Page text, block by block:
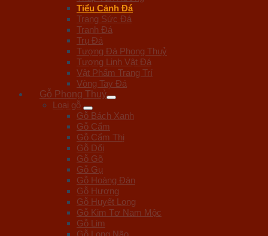
Tiểu Cảnh Đá
Trang Sức Đá
Tranh Đá
Trụ Đá
Tượng Đá Phong Thuỷ
Tượng Linh Vật Đá
Vật Phẩm Trang Trí
Vòng Tay Đá
Gỗ Phong Thuỷ
Loại gỗ
Gỗ Bách Xanh
Gỗ Cẩm
Gỗ Cẩm Thị
Gỗ Dổi
Gỗ Gõ
Gỗ Gụ
Gỗ Hoàng Đàn
Gỗ Hương
Gỗ Huyết Long
Gỗ Kim Tơ Nam Mộc
Gỗ Lim